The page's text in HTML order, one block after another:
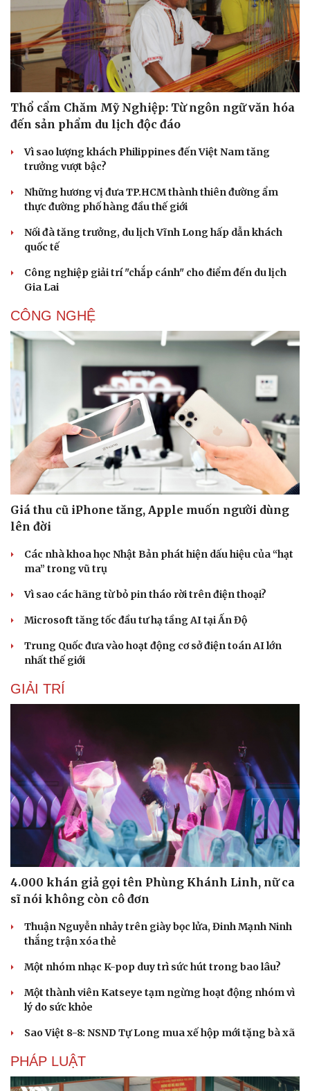
Sức khỏe
Dinh dưỡng - món ngon
Sản phụ khoa
Nhi khoa
Nam khoa
Làm đẹp - giảm cân
Phòng mạch online
Ăn sạch sống khỏe
Đời sống
Nhà đẹp
Blog
Tình yêu - Gia đình
Văn hóa
Sân khấu - Điện ảnh
Âm nhạc
Di sản
Giải trí
Thời trang
Sao Việt
Thổ cẩm Chăm Mỹ Nghiệp: Từ ngôn ngữ văn hóa
đến sản phẩm du lịch độc đáo
Vì sao lượng khách Philippines đến Việt Nam tăng
trưởng vượt bậc?
Những hương vị đưa TP.HCM thành thiên đường ẩm
thực đường phố hàng đầu thế giới
Nối đà tăng trưởng, du lịch Vĩnh Long hấp dẫn khách
quốc tế
Công nghiệp giải trí "chắp cánh" cho điểm đến du lịch
Gia Lai
CÔNG NGHỆ
Giá thu cũ iPhone tăng, Apple muốn người dùng
lên đời
Các nhà khoa học Nhật Bản phát hiện dấu hiệu của “hạt
ma” trong vũ trụ
Vì sao các hãng từ bỏ pin tháo rời trên điện thoại?
Microsoft tăng tốc đầu tư hạ tầng AI tại Ấn Độ
Trung Quốc đưa vào hoạt động cơ sở điện toán AI lớn
nhất thế giới
GIẢI TRÍ
4.000 khán giả gọi tên Phùng Khánh Linh, nữ ca
sĩ nói không còn cô đơn
Thuận Nguyễn nhảy trên giày bọc lửa, Đinh Mạnh Ninh
thắng trận xóa thẻ
Một nhóm nhạc K-pop duy trì sức hút trong bao lâu?
Một thành viên Katseye tạm ngừng hoạt động nhóm vì
lý do sức khỏe
Sao Việt 8-8: NSND Tự Long mua xế hộp mới tặng bà xã
PHÁP LUẬT